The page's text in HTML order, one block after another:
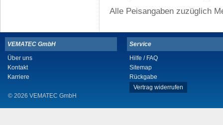
Alle Peisangaben zuzüglich
VEMATEC GmbH
Über uns
Kontakt
Karriere
© 2026 VEMATEC GmbH
Service
Hilfe / FAQ
Sitemap
Rückgabe
Vertrag widerrufen